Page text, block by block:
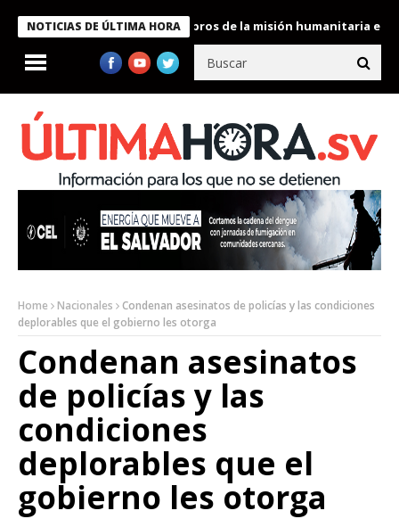
NOTICIAS DE ÚLTIMA HORA
Bukele condecora a miembros de la misión humanitaria enviada
Home Nacionales
Condenan asesinatos de policías y las condiciones
deplorables que el gobierno les otorga
Condenan asesinatos
de policías y las
condiciones
deplorables que el
gobierno les otorga